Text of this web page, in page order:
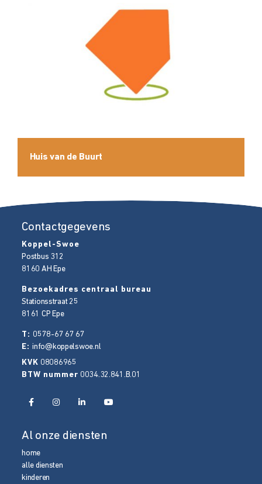
Huis van de Buurt
Contactgegevens
Koppel-Swoe
Postbus 312
8160 AH Epe
Bezoekadres centraal bureau
Stationsstraat 25
8161 CP Epe
T: 0578-67 67 67
E:info@koppelswoe.nl
KVK 08086965
BTW nummer 0034.32.841.B.01
Al onze diensten
home
alle diensten
kinderen